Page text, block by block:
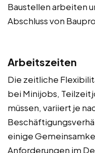
Baustellen arbeiten
Abschluss von
Arbeitszeiten
Die zeitliche
bei Minijobs,
müssen, variiert je
einige
Anforderungen im